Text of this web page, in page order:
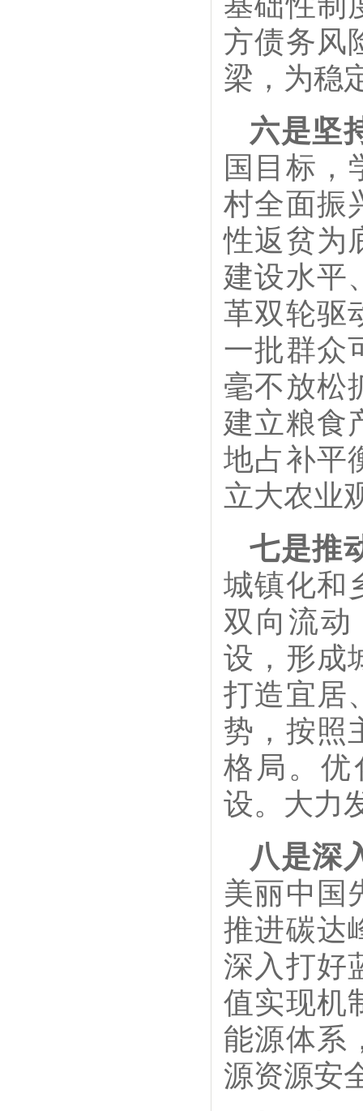
方债务风
梁，为稳
六是坚
国目标，
村全面振
性返贫为
建设水平
革双轮驱
一批群众
毫不放松
建立粮食
地占补平
立大农业
七是推
城镇化和
双向流
设，形成
打造宜居
势，按照
格局。优
设。大力
八是深
美丽中国
推进碳达
深入打好
值实现机
能源体系
源资源安